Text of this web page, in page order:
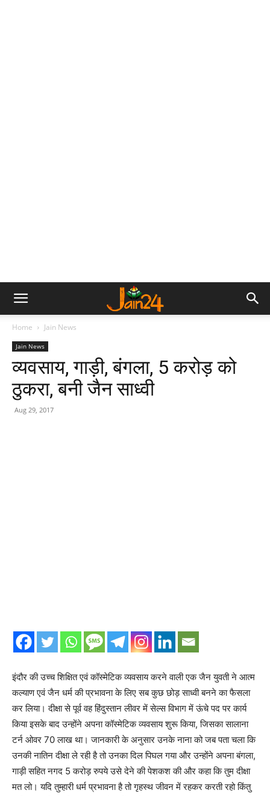
Home Jain News
Jain News
व्यवसाय, गाड़ी, बंगला, 5 करोड़ को
ठुकरा, बनी जैन साध्वी
Aug 29, 2017
इंदौर की उच्च शिक्षित एवं कॉस्मेटिक व्यवसाय करने वाली एक जैन युवती ने आत्म
कल्याण एवं जैन धर्म की प्रभावना के लिए सब कुछ छोड़ साध्वी बनने का फैसला
कर लिया। दीक्षा से पूर्व वह हिंदुस्तान लीवर में सेल्स विभाग में ऊंचे पद पर कार्य
किया इसके बाद उन्होंने अपना कॉस्मेटिक व्यवसाय शुरू किया, जिसका सालाना
टर्न ओवर 70 लाख था। जानकारी के अनुसार उनके नाना को जब पता चला कि
उनकी नातिन दीक्षा ले रही है तो उनका दिल पिघल गया और उन्होंने अपना बंगला,
गाड़ी सहित नगद 5 करोड़ रुपये उसे देने की पेशकश की और कहा कि तुम दीक्षा
मत लो। यदि तुम्हारी धर्म प्रभावना है तो गृहस्थ जीवन में रहकर करती रहो किंतु